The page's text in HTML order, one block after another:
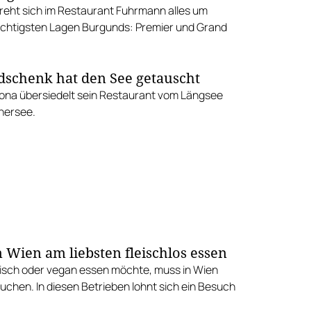
sich im Restaurant Fuhrmann alles um
Lagen Burgunds: Premier und Grand
hat den See getauscht
übersiedelt sein Restaurant vom Längsee
am liebsten fleischlos essen
oder vegan essen möchte, muss in Wien
In diesen Betrieben lohnt sich ein Besuch